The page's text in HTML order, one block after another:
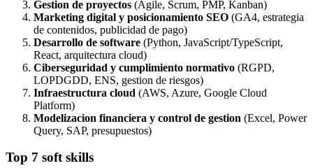
Gestion de proyectos (Agile, Scrum, PMP, Kanban)
Marketing digital y posicionamiento SEO (GA4, estrategia
de contenidos, publicidad de pago)
Desarrollo de software (Python, JavaScript/TypeScript,
React, arquitectura cloud)
Ciberseguridad y cumplimiento normativo (RGPD,
LOPDGDD, ENS, gestion de riesgos)
Infraestructura cloud (AWS, Azure, Google Cloud
Platform)
Modelizacion financiera y control de gestion (Excel, Power
Query, SAP, presupuestos)
Top 7 soft skills